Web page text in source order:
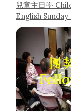
兒童主日學
English Sunday